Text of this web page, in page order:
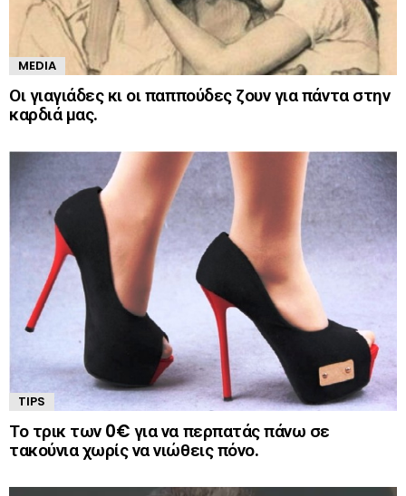
MEDIA
Οι γιαγιάδες κι οι παππούδες ζουν για πάντα στην
καρδιά μας.
TIPS
Το τρικ των 0€ για να περπατάς πάνω σε
τακούνια χωρίς να νιώθεις πόνο.